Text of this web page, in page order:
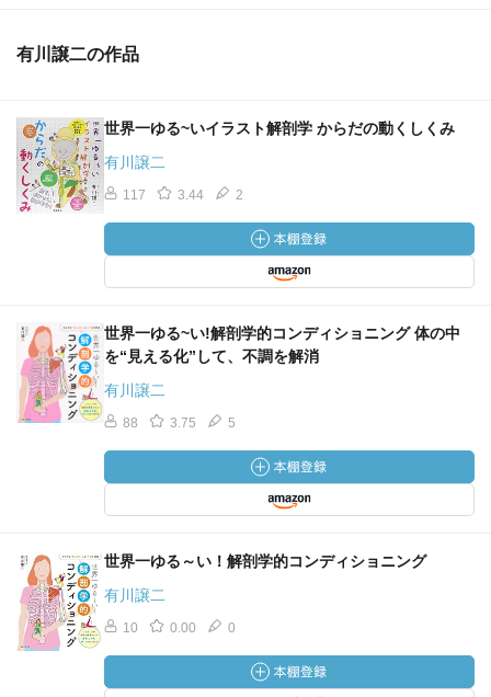
有川譲二の作品
世界一ゆる~いイラスト解剖学 からだの動くしくみ
有川譲二
117 3.44 2
世界一ゆる~い!解剖学的コンディショニング 体の中
を“見える化”して、不調を解消
有川譲二
88 3.75 5
世界一ゆる～い！解剖学的コンディショニング
有川譲二
10 0.00 0